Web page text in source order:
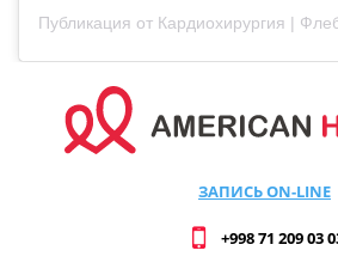
ЗАПИСЬ ON-LINE
+998 71 209 03